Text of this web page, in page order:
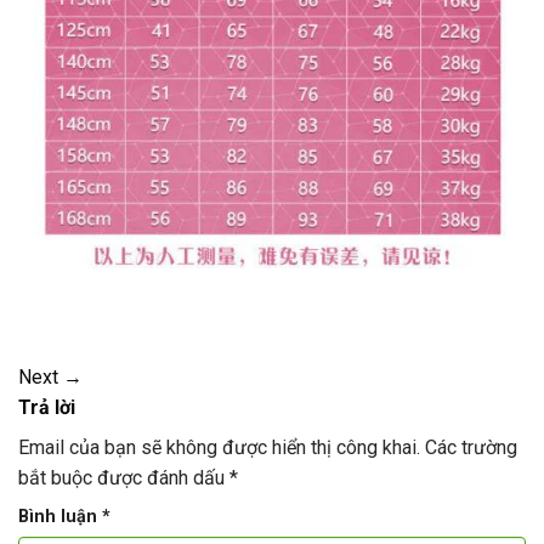
Next →
Trả lời
Email của bạn sẽ không được hiển thị công khai. Các trường
bắt buộc được đánh dấu *
Bình luận *